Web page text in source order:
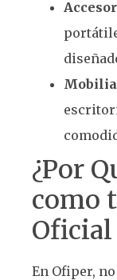
¿Por
como
Oficial
En Ofiper,